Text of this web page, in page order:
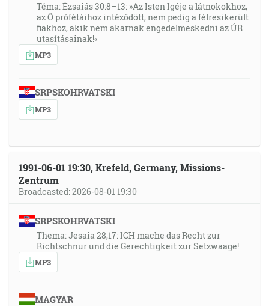
Téma: Ézsaiás 30:8–13: »Az Isten Igéje a látnokokhoz,
az Ő prófétáihoz intéződött, nem pedig a félresikerült
fiakhoz, akik nem akarnak engedelmeskedni az ÚR
utasításainak!«
MP3
SRPSKOHRVATSKI
MP3
1991-06-01 19:30, Krefeld, Germany, Missions-
Zentrum
Broadcasted: 2026-08-01 19:30
SRPSKOHRVATSKI
Thema: Jesaia 28,17: ICH mache das Recht zur
Richtschnur und die Gerechtigkeit zur Setzwaage!
MP3
MAGYAR